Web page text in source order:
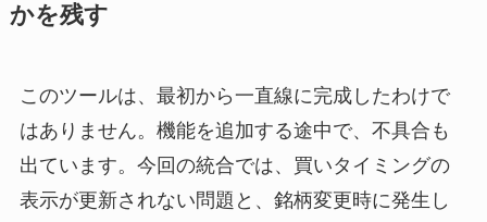
かを残す
このツールは、最初から一直線に完成したわけで
はありません。機能を追加する途中で、不具合も
出ています。今回の統合では、買いタイミングの
表示が更新されない問題と、銘柄変更時に発生し